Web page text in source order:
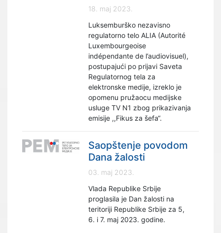
18. maj 2023.
Luksemburško nezavisno
regulatorno telo ALIA (Autorité
Luxembourgeoise
indépendante de l’audiovisuel),
postupajući po prijavi Saveta
Regulatornog tela za
elektronske medije, izreklo je
opomenu pružaocu medijske
usluge TV N1 zbog prikazivanja
emisije ,,Fikus za šefa“.
Saopštenje povodom
Dana žalosti
03. maj 2023.
Vlada Republike Srbije
proglasila je Dan žalosti na
teritoriji Republike Srbije za 5,
6. i 7. maj 2023. godine.